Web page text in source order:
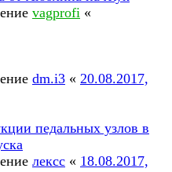
vagprofi «
dm.i3 « 20.08.2017,
педальных узлов в
лексс « 18.08.2017,